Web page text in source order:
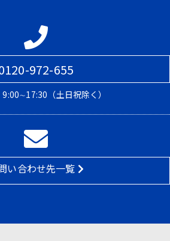
972-655
9:00∼17:30（土日祝除く）
い合わせ先一覧